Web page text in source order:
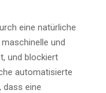
eine natürliche
und
und blockiert
automatisierte
dass eine